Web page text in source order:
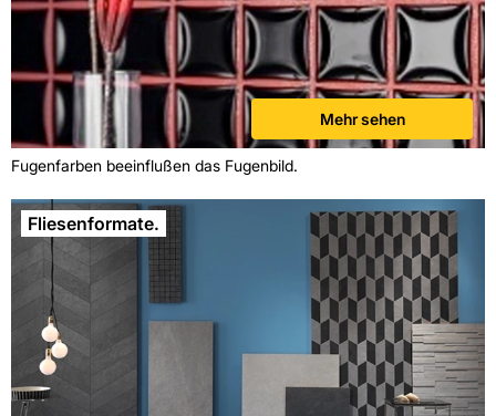
Mehr sehen
Fugenfarben beeinflußen das Fugenbild.
Fliesenformate.